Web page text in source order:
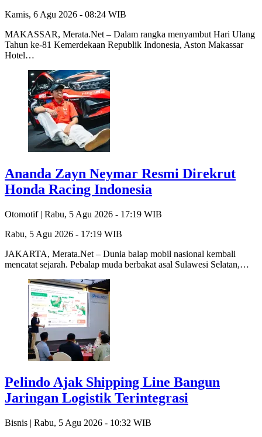
Kamis, 6 Agu 2026 - 08:24 WIB
MAKASSAR, Merata.Net – Dalam rangka menyambut Hari Ulang
Tahun ke-81 Kemerdekaan Republik Indonesia, Aston Makassar
Hotel…
Ananda Zayn Neymar Resmi Direkrut
Honda Racing Indonesia
Otomotif | Rabu, 5 Agu 2026 - 17:19 WIB
Rabu, 5 Agu 2026 - 17:19 WIB
JAKARTA, Merata.Net – Dunia balap mobil nasional kembali
mencatat sejarah. Pebalap muda berbakat asal Sulawesi Selatan,…
Pelindo Ajak Shipping Line Bangun
Jaringan Logistik Terintegrasi
Bisnis | Rabu, 5 Agu 2026 - 10:32 WIB